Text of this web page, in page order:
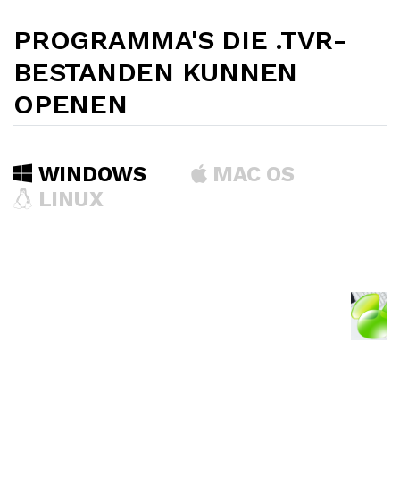
PROGRAMMA'S DIE .TVR-
BESTANDEN KUNNEN
OPENEN
WINDOWS
MAC OS
LINUX